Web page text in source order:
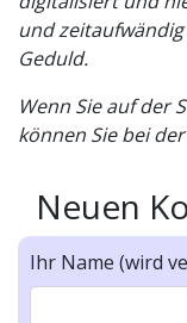
und
Geduld.
Wenn Sie auf der
können Sie bei
Neuen
Ihr Name (wird